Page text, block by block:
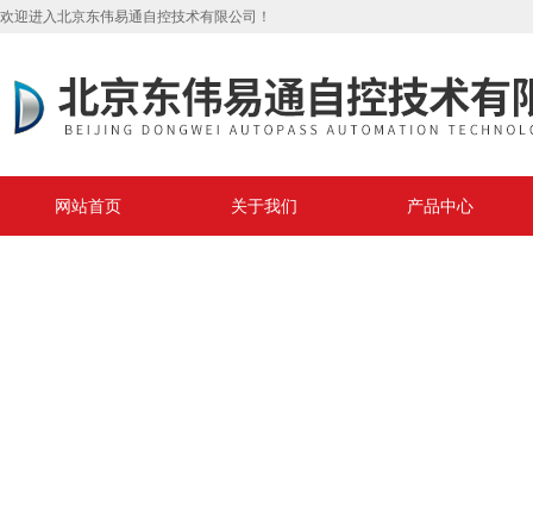
欢迎进入北京东伟易通自控技术有限公司！
网站首页 关于我们 产品中心